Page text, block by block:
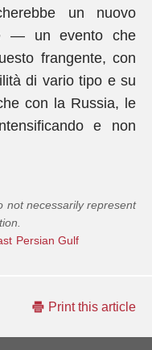
un nuovo
— un evento che
frangente, con
di vario tipo e su
con la Russia, le
e non
not necessarily represent
Persian Gulf
Print this article